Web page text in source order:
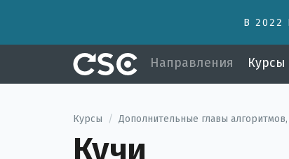
В 2022
Направления Курсы
Курсы / Дополнительные главы алгоритмов,
Кучи